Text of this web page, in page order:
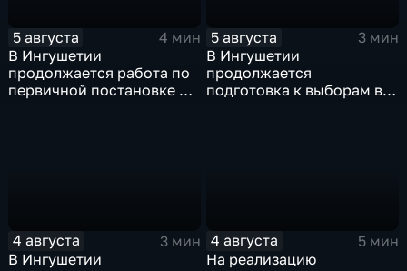
5 августа
4 мин
В Ингушетии
продолжается работа по
первичной постановке на
5 августа
3 мин
В Ингушетии
продолжается
подготовка к выборам в
4 августа
3 мин
В Ингушетии
4 августа
5 мин
На реализацию